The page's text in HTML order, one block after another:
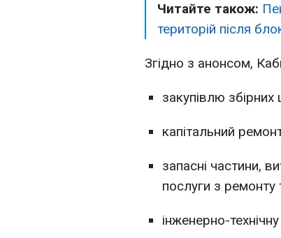
Читайте також:
територій після
Згідно з анонсом,
закупівлю
капітальний
запасні частини,
послуги з ремонту
інженерно-